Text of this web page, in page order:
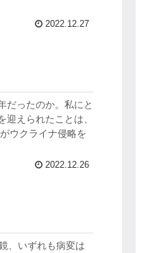
2022.12.27
ったのか。私にと
えられたことは、
ウクライナ侵略を
2022.12.26
、いずれも病変は